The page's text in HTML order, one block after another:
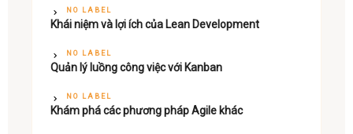
NO LABEL
Khái niệm và lợi ích của Lean Development
NO LABEL
Quản lý luồng công việc với Kanban
NO LABEL
Khám phá các phương pháp Agile khác